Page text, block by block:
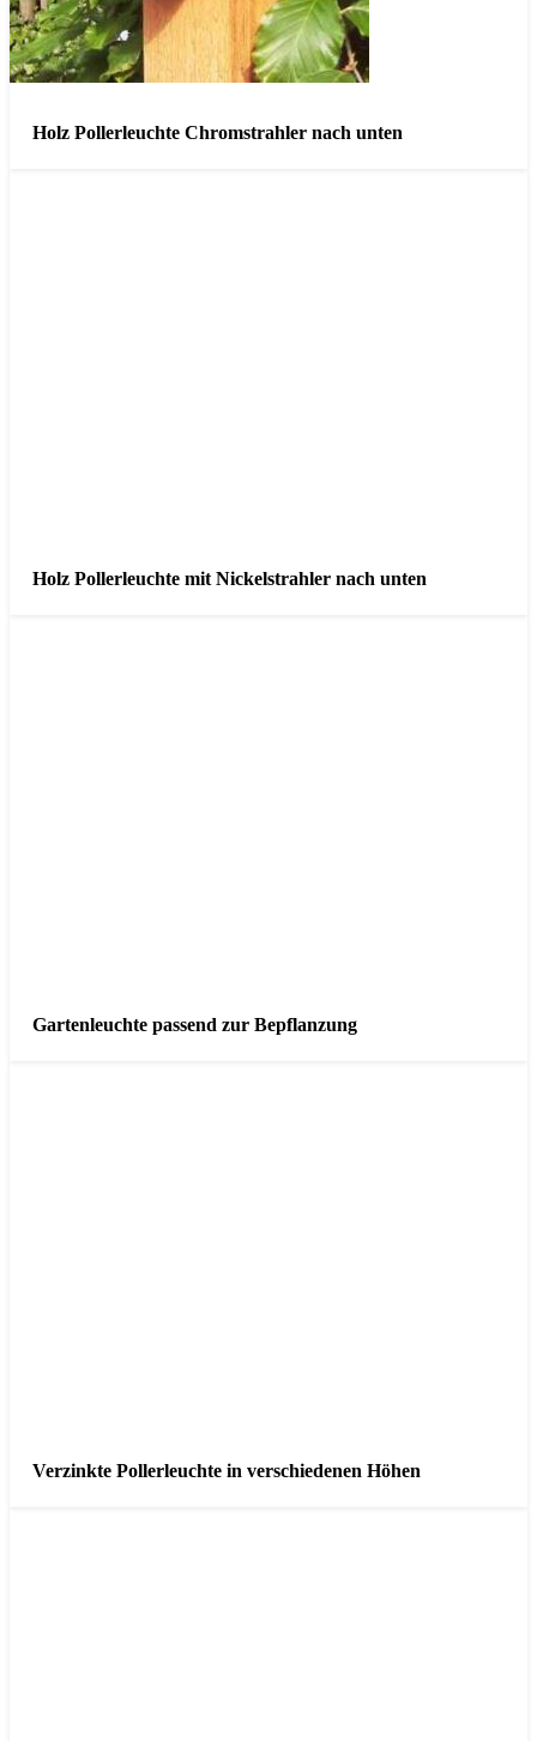
Holz Pollerleuchte Chromstrahler nach unten
Holz Pollerleuchte mit Nickelstrahler nach unten
Gartenleuchte passend zur Bepflanzung
Verzinkte Pollerleuchte in verschiedenen Höhen